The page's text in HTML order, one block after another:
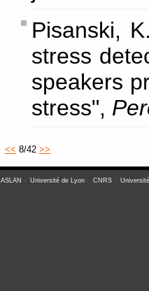
Pisanski,
stress
speakers
stress",
<< 8/42 >>
ASLAN - Université de Lyon - CNRS -